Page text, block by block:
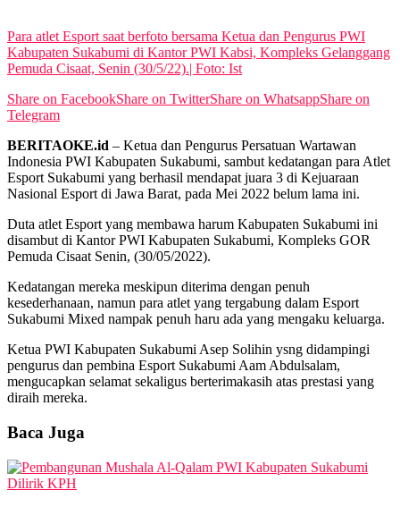
Para atlet Esport saat berfoto bersama Ketua dan Pengurus PWI
Kabupaten Sukabumi di Kantor PWI Kabsi, Kompleks Gelanggang
Pemuda Cisaat, Senin (30/5/22).| Foto: Ist
Share on FacebookShare on TwitterShare on WhatsappShare on
Telegram
BERITAOKE.id – Ketua dan Pengurus Persatuan Wartawan
Indonesia PWI Kabupaten Sukabumi, sambut kedatangan para Atlet
Esport Sukabumi yang berhasil mendapat juara 3 di Kejuaraan
Nasional Esport di Jawa Barat, pada Mei 2022 belum lama ini.
Duta atlet Esport yang membawa harum Kabupaten Sukabumi ini
disambut di Kantor PWI Kabupaten Sukabumi, Kompleks GOR
Pemuda Cisaat Senin, (30/05/2022).
Kedatangan mereka meskipun diterima dengan penuh
kesederhanaan, namun para atlet yang tergabung dalam Esport
Sukabumi Mixed nampak penuh haru ada yang mengaku keluarga.
Ketua PWI Kabupaten Sukabumi Asep Solihin ysng didampingi
pengurus dan pembina Esport Sukabumi Aam Abdulsalam,
mengucapkan selamat sekaligus berterimakasih atas prestasi yang
diraih mereka.
Baca Juga